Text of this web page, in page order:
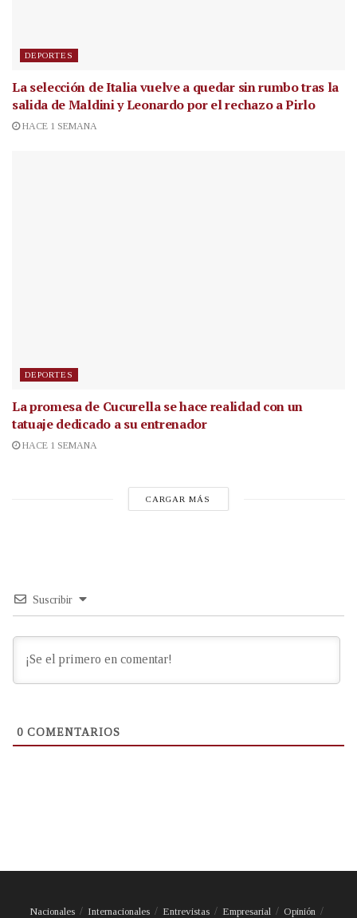
DEPORTES
La selección de Italia vuelve a quedar sin rumbo tras la
salida de Maldini y Leonardo por el rechazo a Pirlo
HACE 1 SEMANA
DEPORTES
La promesa de Cucurella se hace realidad con un
tatuaje dedicado a su entrenador
HACE 1 SEMANA
CARGAR MÁS
Suscribir
0 COMENTARIOS
Nacionales Internacionales Entrevistas Empresarial Opinión